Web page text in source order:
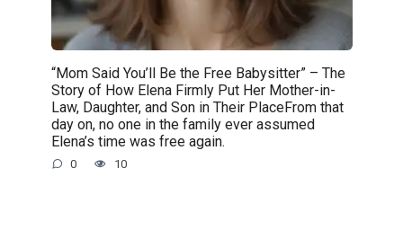
“Mom Said You’ll Be the Free Babysitter” – The
Story of How Elena Firmly Put Her Mother-in-
Law, Daughter, and Son in Their PlaceFrom that
day on, no one in the family ever assumed
Elena’s time was free again.
0 10